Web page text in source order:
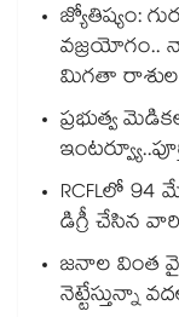
జ్యోతిష్యం:
వజ్రయోగం..
మిగతా
ప్రభుత్వ
RCFLలో 94
డిగ్రీ చేసిన
జనాల వింత
నెట్టేస్తున్నా